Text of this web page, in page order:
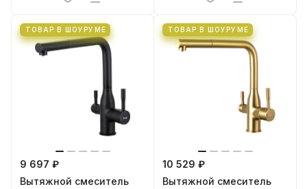
ТОВАР В ШОУРУМЕ
9 697 ₽
Вытяжной смеситель
ТОВАР В ШОУРУМЕ
10 529 ₽
Вытяжной смеситель